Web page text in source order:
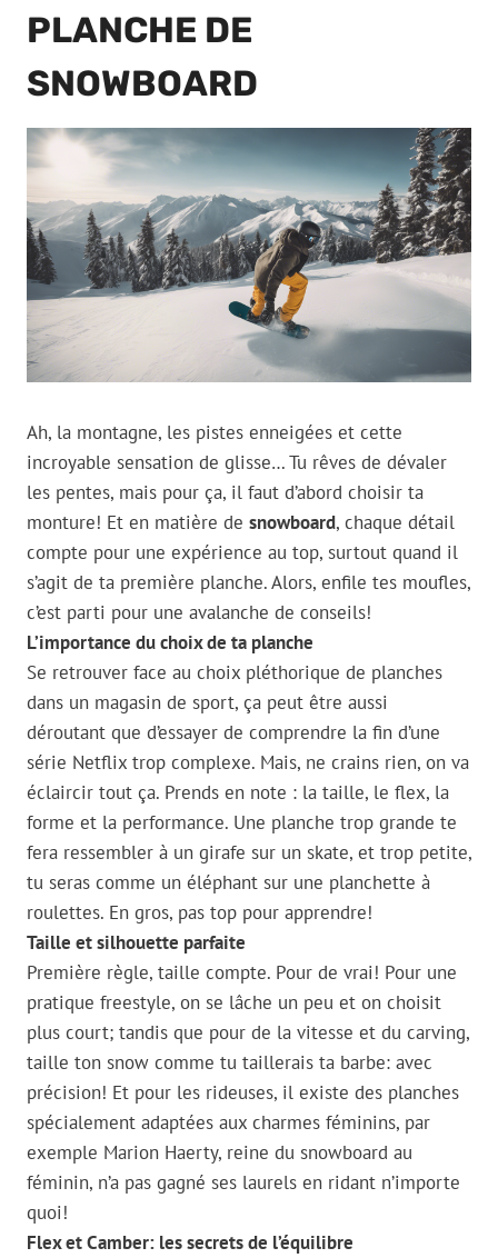
PLANCHE DE
SNOWBOARD
Ah, la montagne, les pistes enneigées et cette
incroyable sensation de glisse… Tu rêves de dévaler
les pentes, mais pour ça, il faut d’abord choisir ta
monture! Et en matière de snowboard, chaque détail
compte pour une expérience au top, surtout quand il
s’agit de ta première planche. Alors, enfile tes moufles,
c’est parti pour une avalanche de conseils!
L’importance du choix de ta planche
Se retrouver face au choix pléthorique de planches
dans un magasin de sport, ça peut être aussi
déroutant que d’essayer de comprendre la fin d’une
série Netflix trop complexe. Mais, ne crains rien, on va
éclaircir tout ça. Prends en note : la taille, le flex, la
forme et la performance. Une planche trop grande te
fera ressembler à un girafe sur un skate, et trop petite,
tu seras comme un éléphant sur une planchette à
roulettes. En gros, pas top pour apprendre!
Taille et silhouette parfaite
Première règle, taille compte. Pour de vrai! Pour une
pratique freestyle, on se lâche un peu et on choisit
plus court; tandis que pour de la vitesse et du carving,
taille ton snow comme tu taillerais ta barbe: avec
précision! Et pour les rideuses, il existe des planches
spécialement adaptées aux charmes féminins, par
exemple Marion Haerty, reine du snowboard au
féminin, n’a pas gagné ses laurels en ridant n’importe
quoi!
Flex et Camber: les secrets de l’équilibre